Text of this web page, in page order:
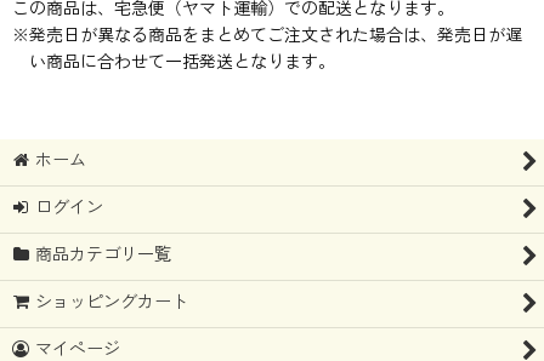
この商品は、宅急便（ヤマト運輸）での配送となります。
※発売日が異なる商品をまとめてご注文された場合は、発売日が遅
い商品に合わせて一括発送となります。
ホーム
ログイン
商品カテゴリ一覧
ショッピングカート
マイページ